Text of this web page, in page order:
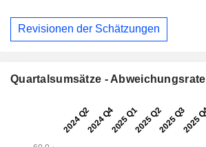
Revisionen der Schätzungen
Quartalsumsätze - Abweichungsrate